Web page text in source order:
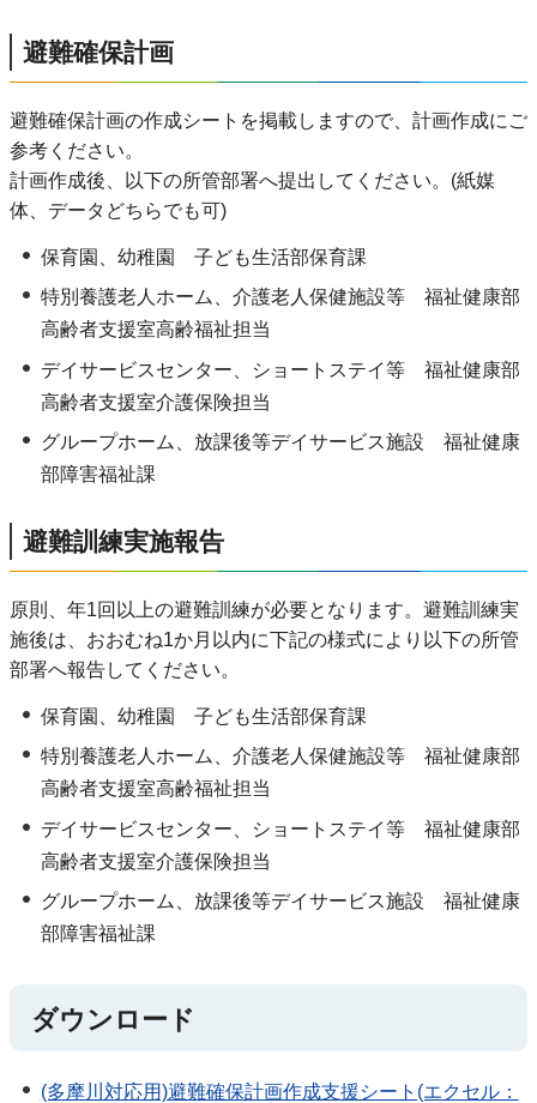
避難確保計画
避難確保計画の作成シートを掲載しますので、計画作成にご
参考ください。
計画作成後、以下の所管部署へ提出してください。(紙媒
体、データどちらでも可)
保育園、幼稚園 子ども生活部保育課
特別養護老人ホーム、介護老人保健施設等 福祉健康部
高齢者支援室高齢福祉担当
デイサービスセンター、ショートステイ等 福祉健康部
高齢者支援室介護保険担当
グループホーム、放課後等デイサービス施設 福祉健康
部障害福祉課
避難訓練実施報告
原則、年1回以上の避難訓練が必要となります。避難訓練実
施後は、おおむね1か月以内に下記の様式により以下の所管
部署へ報告してください。
保育園、幼稚園 子ども生活部保育課
特別養護老人ホーム、介護老人保健施設等 福祉健康部
高齢者支援室高齢福祉担当
デイサービスセンター、ショートステイ等 福祉健康部
高齢者支援室介護保険担当
グループホーム、放課後等デイサービス施設 福祉健康
部障害福祉課
ダウンロード
(多摩川対応用)避難確保計画作成支援シート(エクセル：